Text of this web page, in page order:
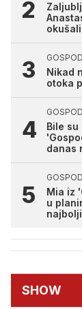
Nikad
otoka
Bile
danas
Mia iz
u
SHOW